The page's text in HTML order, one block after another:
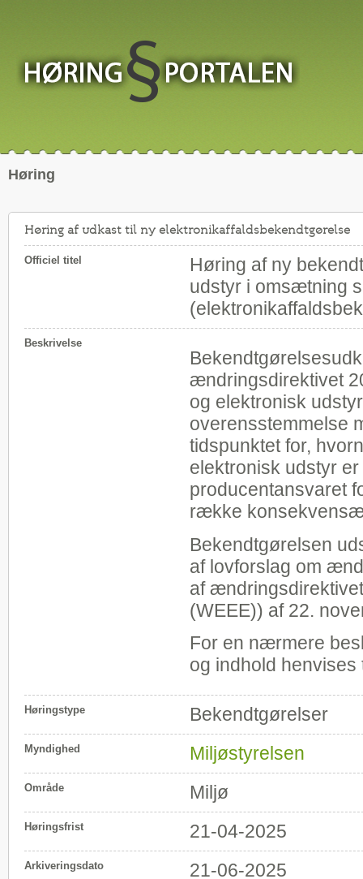
Høring
Høring af udkast til ny elektronikaffaldsbekendtgørelse
Officiel titel
Høring af ny
udstyr i omsætning
Beskrivelse
ændringsdirektivet
og elektronisk
overensstemmelse
tidspunktet for,
elektronisk udstyr
producentansvaret
række
Bekendtgørelsen
af lovforslag om
af
(WEEE)) af 22.
For en nærmere
og indhold
Høringstype Bekendtgørelser
Myndighed Miljøstyrelsen
Område Miljø
Høringsfrist 21-04-2025
Arkiveringsdato 21-06-2025